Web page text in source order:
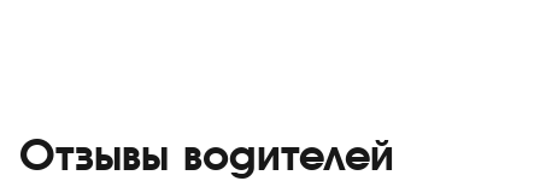
Отзывы водителей